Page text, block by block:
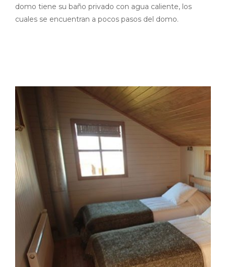
domo tiene su baño privado con agua caliente, los
cuales se encuentran a pocos pasos del domo.